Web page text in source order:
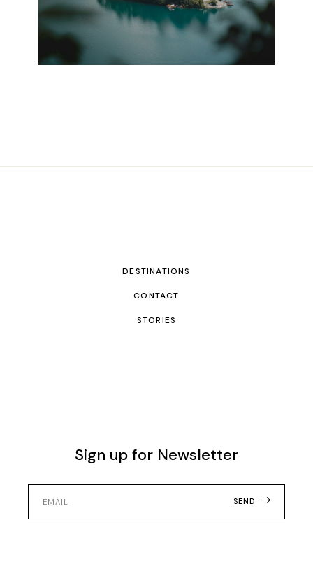
DESTINATIONS
CONTACT
STORIES
Sign up for Newsletter
SEND